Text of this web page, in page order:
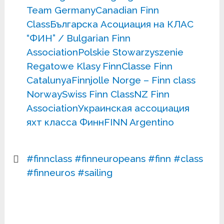
Team GermanyCanadian Finn
ClassБългарска Асоциация на КЛАС
“ФИН” / Bulgarian Finn
AssociationPolskie Stowarzyszenie
Regatowe Klasy FinnClasse Finn
CatalunyaFinnjolle Norge – Finn class
NorwaySwiss Finn ClassNZ Finn
AssociationУкраинская ассоциация
яхт класса ФиннFINN Argentino
#finnclass #finneuropeans #finn #class
#finneuros #sailing